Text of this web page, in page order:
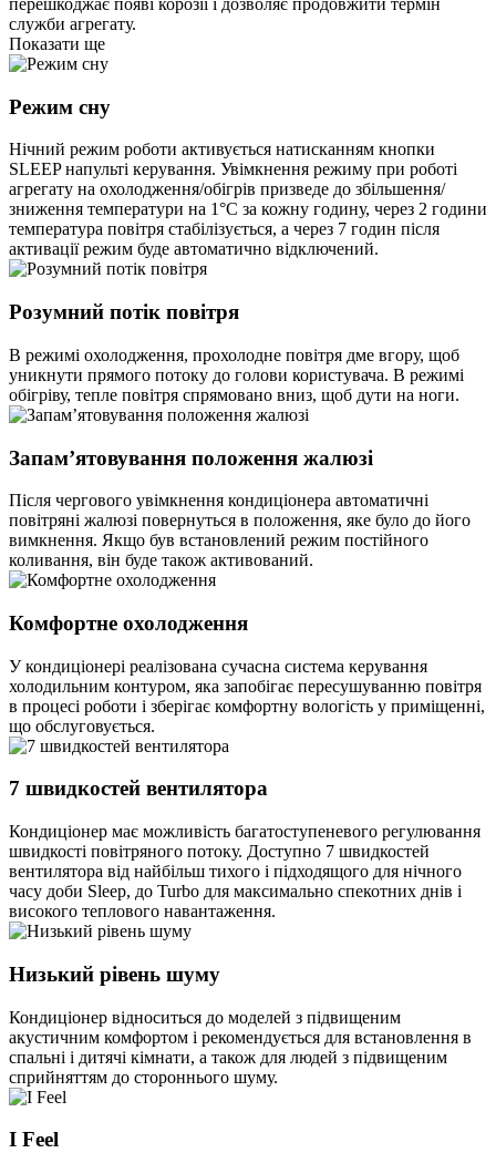
перешкоджає появі корозії і дозволяє продовжити термін
служби агрегату.
Показати ще
Режим сну
Нічний режим роботи активується натисканням кнопки
SLEEP напульті керування. Увімкнення режиму при роботі
агрегату на охолодження/обігрів призведе до збільшення/
зниження температури на 1°С за кожну годину, через 2 години
температура повітря стабілізується, а через 7 годин після
активації режим буде автоматично відключений.
Розумний потік повітря
В режимі охолодження, прохолодне повітря дме вгору, щоб
уникнути прямого потоку до голови користувача. В режимі
обігріву, тепле повітря спрямовано вниз, щоб дути на ноги.
Запам’ятовування положення жалюзі
Після чергового увімкнення кондиціонера автоматичні
повітряні жалюзі повернуться в положення, яке було до його
вимкнення. Якщо був встановлений режим постійного
коливання, він буде також активований.
Комфортне охолодження
У кондиціонері реалізована сучасна система керування
холодильним контуром, яка запобігає пересушуванню повітря
в процесі роботи і зберігає комфортну вологість у приміщенні,
що обслуговується.
7 швидкостей вентилятора
Кондиціонер має можливість багатоступеневого регулювання
швидкості повітряного потоку. Доступно 7 швидкостей
вентилятора від найбільш тихого і підходящого для нічного
часу доби Sleep, до Turbo для максимально спекотних днів і
високого теплового навантаження.
Низький рівень шуму
Кондиціонер відноситься до моделей з підвищеним
акустичним комфортом і рекомендується для встановлення в
спальні і дитячі кімнати, а також для людей з підвищеним
сприйняттям до стороннього шуму.
I Feel